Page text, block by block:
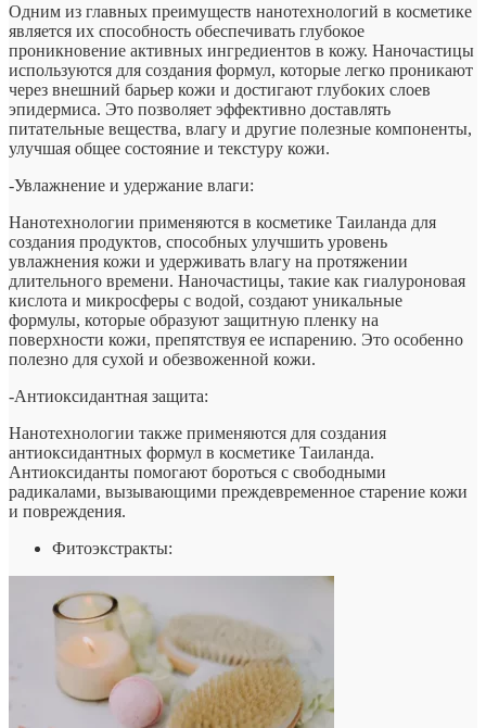
Одним из главных преимуществ нанотехнологий в косметике
является их способность обеспечивать глубокое
проникновение активных ингредиентов в кожу. Наночастицы
используются для создания формул, которые легко проникают
через внешний барьер кожи и достигают глубоких слоев
эпидермиса. Это позволяет эффективно доставлять
питательные вещества, влагу и другие полезные компоненты,
улучшая общее состояние и текстуру кожи.
-Увлажнение и удержание влаги:
Нанотехнологии применяются в косметике Таиланда для
создания продуктов, способных улучшить уровень
увлажнения кожи и удерживать влагу на протяжении
длительного времени. Наночастицы, такие как гиалуроновая
кислота и микросферы с водой, создают уникальные
формулы, которые образуют защитную пленку на
поверхности кожи, препятствуя ее испарению. Это особенно
полезно для сухой и обезвоженной кожи.
-Антиоксидантная защита:
Нанотехнологии также применяются для создания
антиоксидантных формул в косметике Таиланда.
Антиоксиданты помогают бороться с свободными
радикалами, вызывающими преждевременное старение кожи
и повреждения.
Фитоэкстракты: